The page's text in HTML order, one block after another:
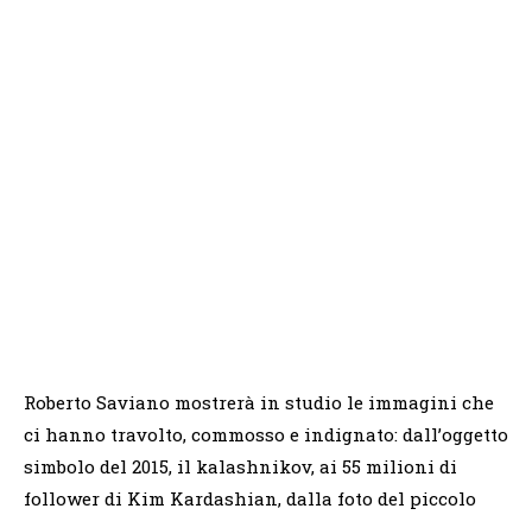
Roberto Saviano mostrerà in studio le immagini che
ci hanno travolto, commosso e indignato: dall’oggetto
simbolo del 2015, il kalashnikov, ai 55 milioni di
follower di Kim Kardashian, dalla foto del piccolo